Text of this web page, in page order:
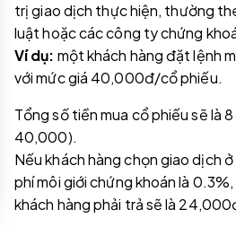
trị giao dịch thực hiện, thường
luật hoặc các công ty chứng
Ví dụ: một khách hàng đặt lệnh
với mức giá 40,000đ/cổ phiếu.
Tổng số tiền mua cổ phiếu sẽ là
40,000).
Nếu khách hàng chọn giao dịch
phí môi giới chứng khoán là
khách hàng phải trả sẽ là